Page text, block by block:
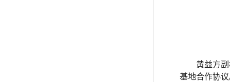
黄益方
基地合作协